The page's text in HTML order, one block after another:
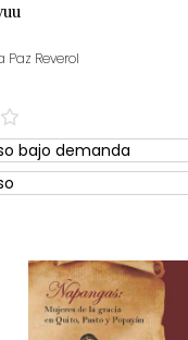
Reverol
bajo demanda